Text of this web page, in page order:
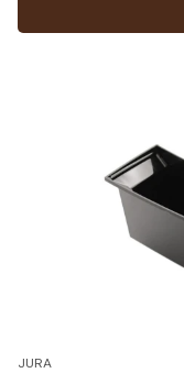
JURA